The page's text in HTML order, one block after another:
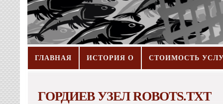
ГЛАВНАЯ ИСТОРИЯ О СТОИМОСТЬ
ГОРДИЕВ УЗЕЛ ROBOTS.TXT